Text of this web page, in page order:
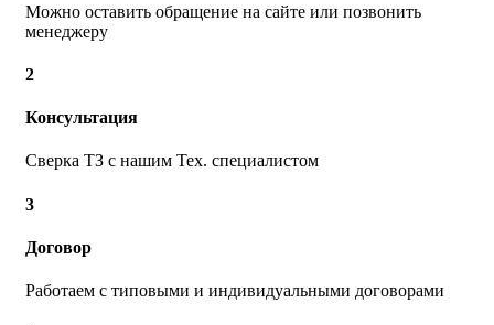
Можно оставить обращение на сайте или позвонить
менеджеру
2
Консультация
Сверка ТЗ с нашим Тех. специалистом
3
Договор
Работаем с типовыми и индивидуальными договорами